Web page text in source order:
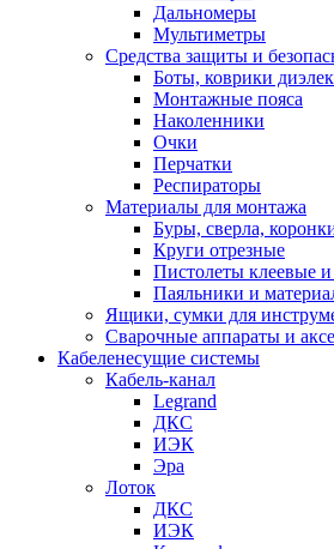
Дальномеры
Мультиметры
Средства защиты и
Боты, коврики
Монтажные пояса
Наколенники
Очки
Перчатки
Респираторы
Материалы для монтажа
Буры, сверла,
Круги отрезные
Пистолеты клеевые и
Паяльники и
Ящики, сумки для
Сварочные аппараты и
Кабеленесущие системы
Кабель-канал
Legrand
ДКС
ИЭК
Эра
Лоток
ДКС
ИЭК